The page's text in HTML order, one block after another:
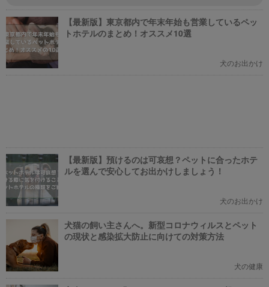
【最新版】東京都内で年末年始も営業しているペッ
トホテルのまとめ！オススメ10選
犬のお出かけ
【最新版】預けるのは可哀想？ペットに合ったホテ
ルを選んで安心してお出かけしましょう！
犬のお出かけ
犬猫の飼い主さんへ。新型コロナウィルスとペット
の現状と感染拡大防止に向けての対策方法
犬の健康